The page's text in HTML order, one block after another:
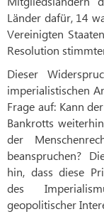
Länder dafür, 14
Vereinigten
Resolution
Dieser
imperialistischen
Frage auf: Kann
Bankrotts
der
beanspruchen?
hin, dass diese
des
geopolitischer